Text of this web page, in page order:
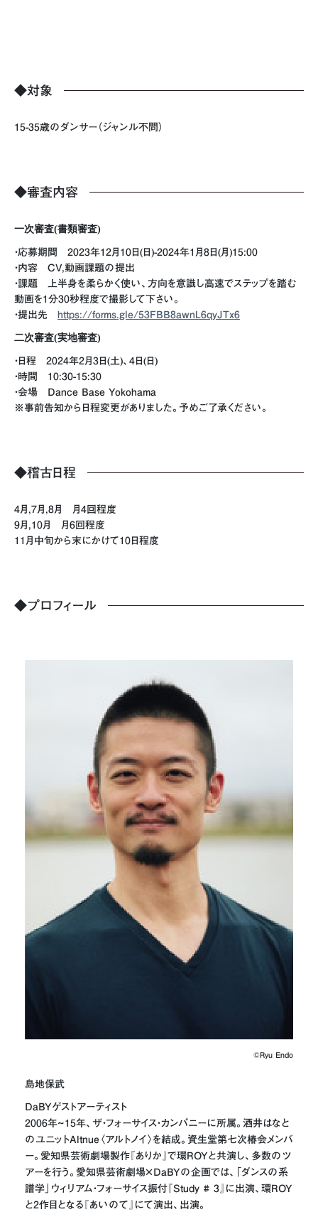
◆対象
15-35歳のダンサー（ジャンル不問）
◆審査内容
一次審査(書類審査)
・応募期間 2023年12月10日(日)-2024年1月8日(月)15:00
・内容 CV,動画課題の提出
・課題 上半身を柔らかく使い、方向を意識し高速でステップを踏む
動画を1分30秒程度で撮影して下さい。
・提出先
https://forms.gle/53FBB8awnL6qyJTx6
二次審査(実地審査)
・日程 2024年2月3日(土)、4日(日)
・時間 10:30-15:30
・会場 Dance Base Yokohama
※事前告知から日程変更がありました。予めご了承ください。
◆稽古日程
4月,7月,8月 月4回程度
9月,10月 月6回程度
11月中旬から末にかけて10日程度
◆プロフィール
©︎Ryu Endo
島地保武
DaBYゲストアーティスト
2006年~15年、ザ・フォーサイス・カンパニーに所属。酒井はなと
のユニットAltnue〈アルトノイ〉を結成。資生堂第七次椿会メンバ
ー。愛知県芸術劇場製作『ありか』で環ROYと共演し、多数のツ
アーを行う。愛知県芸術劇場×DaBYの企画では、「ダンスの系
譜学」ウィリアム・フォーサイス振付『Study # 3』に出演、環ROY
と2作目となる『あいのて』にて演出、出演。